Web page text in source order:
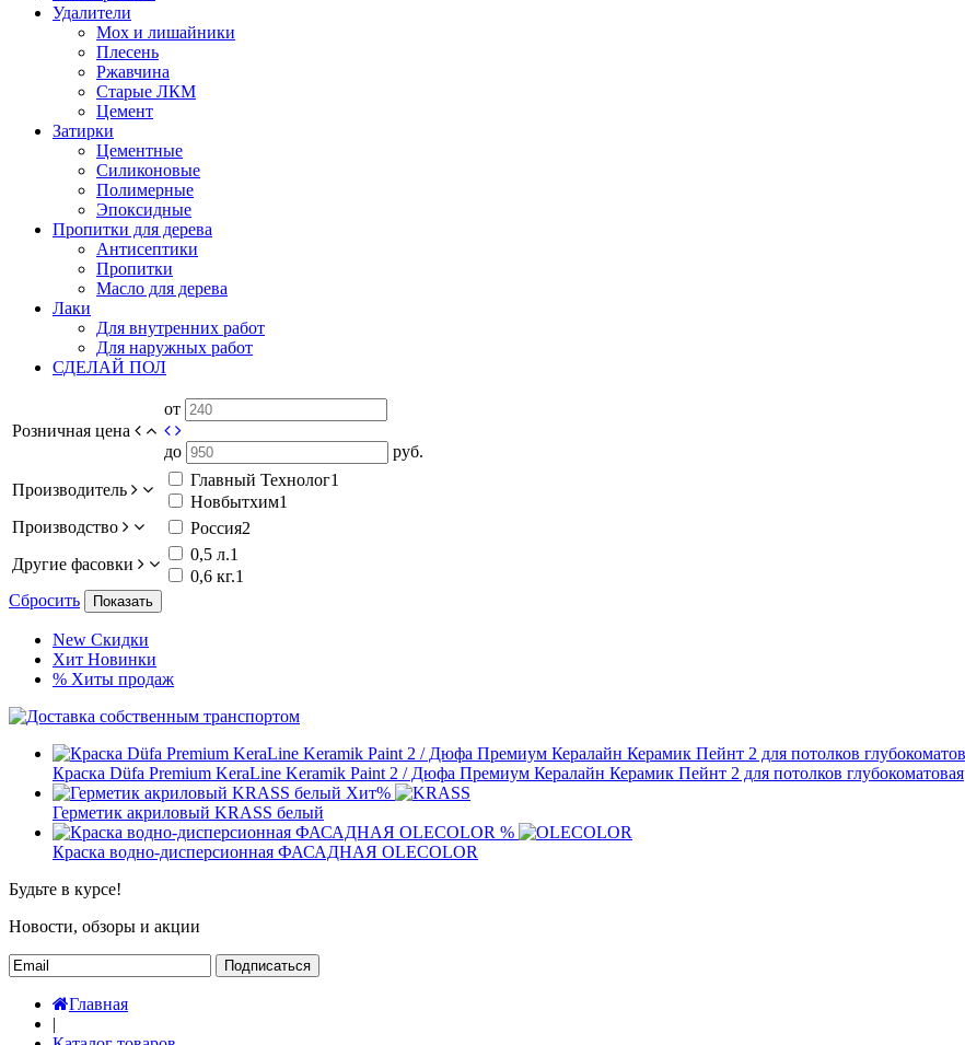
Удалители
Мох и лишайники
Плесень
Ржавчина
Старые ЛКМ
Цемент
Затирки
Цементные
Силиконовые
Полимерные
Эпоксидные
Пропитки для дерева
Антисептики
Пропитки
Масло для дерева
Лаки
Для внутренних работ
Для наружных работ
СДЕЛАЙ ПОЛ
Розничная цена
от
до руб.
Производитель
Главный Технолог1
Новбытхим1
Производство
Россия2
Другие фасовки
0,5 л.1
0,6 кг.1
Сбросить
Показать
New Скидки
Хит Новинки
% Хиты продаж
Краска Düfa Premium KeraLine Keramik Paint 2 / Дюфа Премиум Кералайн Керамик Пейнт 2 для потолков глубокоматовая
Хит%
Герметик акриловый KRASS белый
%
Краска водно-дисперсионная ФАСАДНАЯ OLECOLOR
Будьте в курсе!
Новости, обзоры и акции
Подписаться
Главная
|